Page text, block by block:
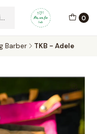
0
ser feita em mãos.
Barber TKB - Adele